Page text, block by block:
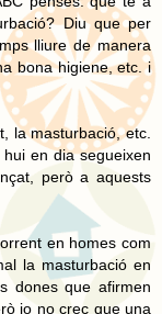
Diu que per
lliure de manera
bona higiene, etc. i
la masturbació, etc.
en dia segueixen
però a aquests
en homes com
la masturbació en
dones que afirmen
jo no crec que una